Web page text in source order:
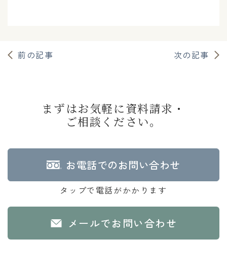
前の記事 次の記事
まずはお気軽に資料請求・
ご相談ください。
お電話でのお問い合わせ
タップで電話がかかります
メールでお問い合わせ